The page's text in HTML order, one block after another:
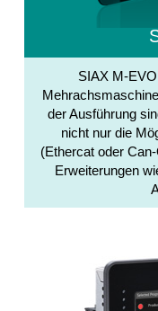
SIAX M-
der Ausführung
nicht nur die
(Ethercat oder
Erweiterungen